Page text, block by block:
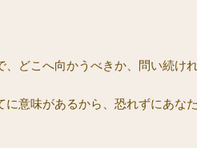
、どこへ向かうべきか、問い続け
に意味があるから、恐れずにあな